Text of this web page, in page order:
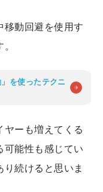
移動回避を使用す
を使ったテクニ
ーも増えてくる
可能性も感じてい
続けると思いま